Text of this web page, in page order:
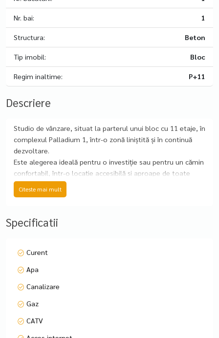
Nr. bai: 1
Structura: Beton
Tip imobil: Bloc
Regim inaltime: P+11
Descriere
Studio de vânzare, situat la parterul unui bloc cu 11 etaje, în
complexul Palladium 1, într-o zonă liniștită și în continuă
dezvoltare.
Este alegerea ideală pentru o investiție sau pentru un cămin
confortabil, într-o locație accesibilă și aproape de toate
facilitățile.
Apartamentul se predă gol (fără mobilă si electrocasnice)
Centrala termică proprie și aer condiționat pentru un
Fără loc de parcare, dar există posibilitatea de închiriere a
Locuința se află într-o zonă liniștită, dar în același timp
Citeste mai mult
Specificatii
Curent
Apa
Canalizare
Gaz
CATV